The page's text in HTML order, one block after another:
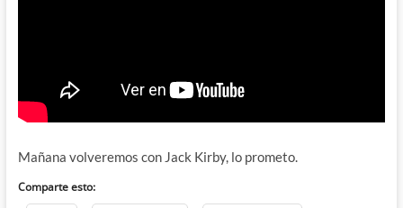
Mañana volveremos con Jack Kirby, lo prometo.
Comparte esto: